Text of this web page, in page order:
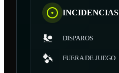
INCIDENCIAS
DISPAROS
FUERA DE JUEGO